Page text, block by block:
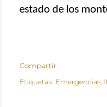
estado de los
Compartir
Etiquetas: Emergencias